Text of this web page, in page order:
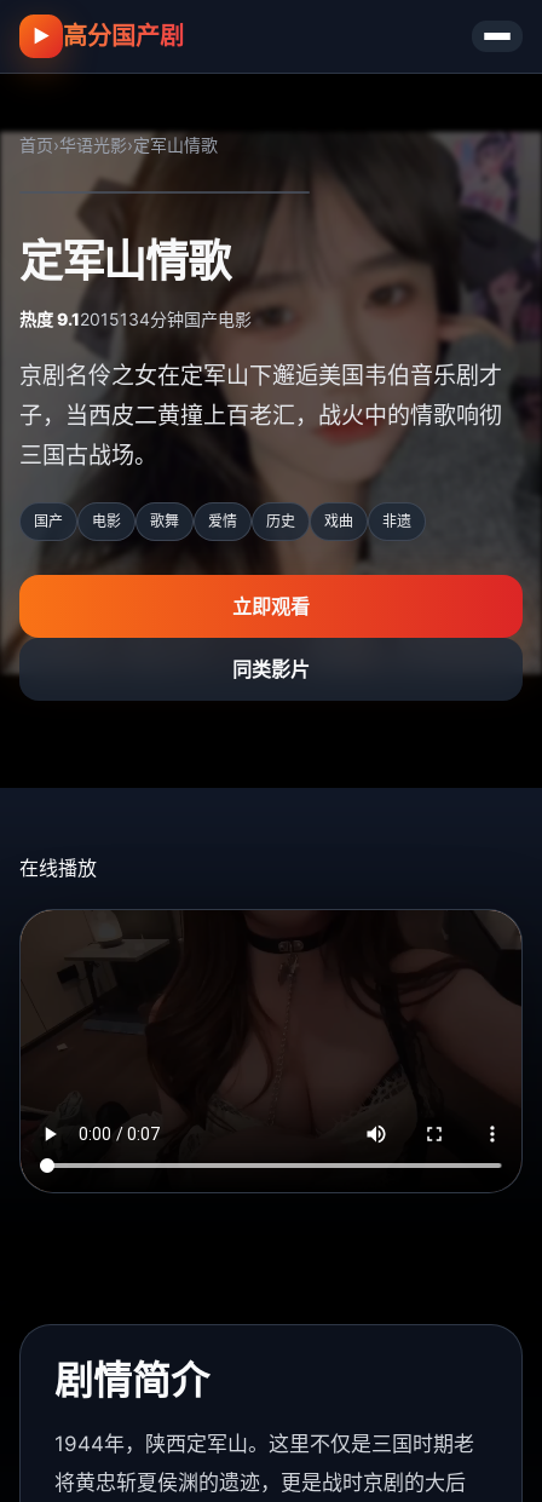
▶ 高分国产剧
首页›华语光影›定军山情歌
定军山情歌
热度 9.12015134分钟国产电影
京剧名伶之女在定军山下邂逅美国韦伯音乐剧才
子，当西皮二黄撞上百老汇，战火中的情歌响彻
三国古战场。
国产 电影 歌舞 爱情 历史 戏曲 非遗
立即观看
同类影片
在线播放
剧情简介
1944年，陕西定军山。这里不仅是三国时期老
将黄忠斩夏侯渊的遗迹，更是战时京剧的大后